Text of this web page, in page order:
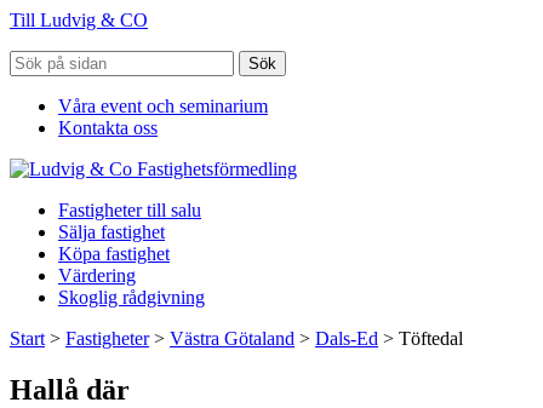
Till Ludvig & CO
Sök
Våra event och seminarium
Kontakta oss
Fastigheter till salu
Sälja fastighet
Köpa fastighet
Värdering
Skoglig rådgivning
Start > Fastigheter> Västra Götaland > Dals-Ed > Töftedal
Hallå där